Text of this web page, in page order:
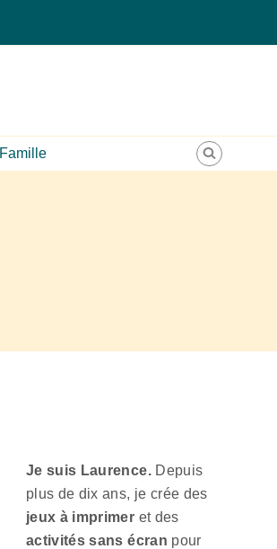
Famille
Je suis Laurence.Depuis
plus de dix ans, je crée des
jeux à imprimer et des
activités sans écran pour